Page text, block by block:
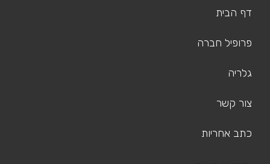
דף הבית
פרופיל חברה
גלריה
צור קשר
כתב אחריות